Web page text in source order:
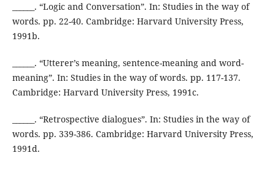
______. “Logic and Conversation”. In: Studies in the way of
words. pp. 22-40. Cambridge: Harvard University Press,
1991b.
______. “Utterer’s meaning, sentence-meaning and word-
meaning”. In: Studies in the way of words. pp. 117-137.
Cambridge: Harvard University Press, 1991c.
______. “Retrospective dialogues”. In: Studies in the way of
words. pp. 339-386. Cambridge: Harvard University Press,
1991d.